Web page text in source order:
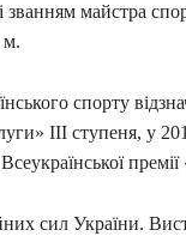
званням майстра
м.
спорту
III ступеня, у
сил України.